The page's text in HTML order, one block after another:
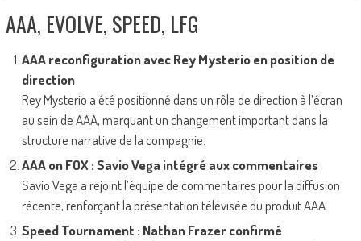
AAA, EVOLVE, SPEED, LFG
AAA reconfiguration avec Rey Mysterio en position de
direction
Rey Mysterio a été positionné dans un rôle de direction à l’écran
au sein de AAA, marquant un changement important dans la
structure narrative de la compagnie.
AAA on FOX : Savio Vega intégré aux commentaires
Savio Vega a rejoint l’équipe de commentaires pour la diffusion
récente, renforçant la présentation télévisée du produit AAA.
Speed Tournament : Nathan Frazer confirmé